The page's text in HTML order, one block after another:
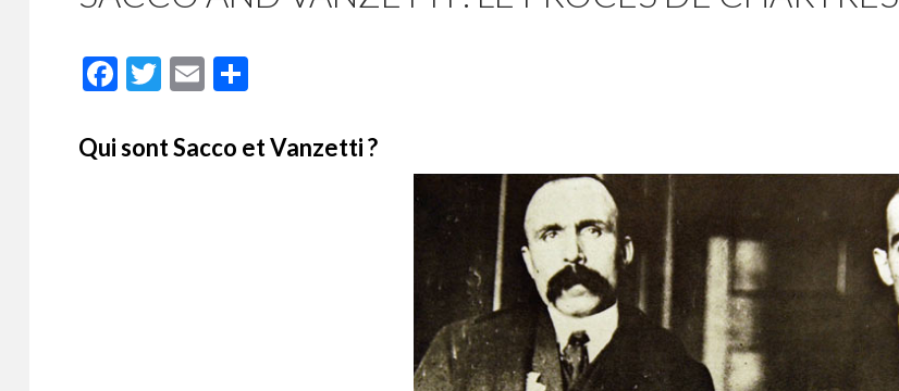
F
e
T
itt
E
ai ta
Qui sont Sacco et Vanzetti ?